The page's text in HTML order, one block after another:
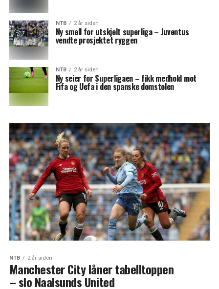
NTB 2 år siden
Ny smell for utskjelt superliga – Juventus
vendte prosjektet ryggen
NTB 2 år siden
Ny seier for Superligaen – fikk medhold mot
Fifa og Uefa i den spanske domstolen
NTB 2 år siden
Manchester City låner tabelltoppen
– slo Naalsunds United